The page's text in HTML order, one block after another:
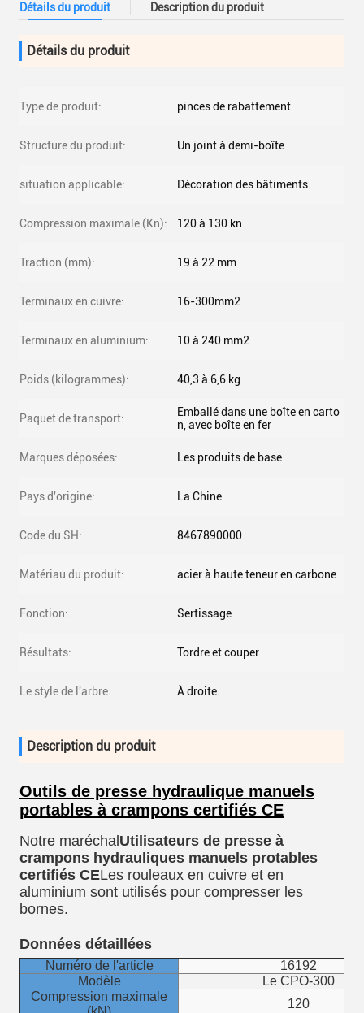
Détails du produit Description du produit
Détails du produit
Type de produit: pinces de rabattement
Structure du produit: Un joint à demi-boîte
situation applicable: Décoration des bâtiments
Compression maximale (Kn): 120 à 130 kn
Traction (mm): 19 à 22 mm
Terminaux en cuivre: 16-300mm2
Terminaux en aluminium: 10 à 240 mm2
Poids (kilogrammes): 40,3 à 6,6 kg
Paquet de transport:
Emballé dans une boîte en carto
n, avec boîte en fer
Marques déposées: Les produits de base
Pays d'origine: La Chine
Code du SH: 8467890000
Matériau du produit: acier à haute teneur en carbone
Fonction: Sertissage
Résultats: Tordre et couper
Le style de l'arbre: À droite.
Description du produit
Outils de presse hydraulique manuels
portables à crampons certifiés CE
Notre maréchal Utilisateurs de presse à
crampons hydrauliques manuels protables
certifiés CELes rouleaux en cuivre et en
aluminium sont utilisés pour compresser les
bornes.
Données détaillées
Numéro de l'article
16192
Modèle
Le CPO-300
Compression maximale
120